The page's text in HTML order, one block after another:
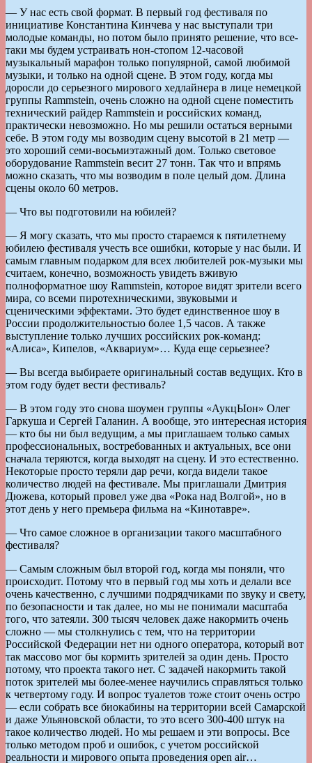
— У нас есть свой формат. В первый год фестиваля по
инициативе Константина Кинчева у нас выступали три
молодые команды, но потом было принято решение, что все-
таки мы будем устраивать нон-стопом 12-часовой
музыкальный марафон только популярной, самой любимой
музыки, и только на одной сцене. В этом году, когда мы
доросли до серьезного мирового хедлайнера в лице немецкой
группы Rammstein, очень сложно на одной сцене поместить
технический райдер Rammstein и российских команд,
практически невозможно. Но мы решили остаться верными
себе. В этом году мы возводим сцену высотой в 21 метр —
это хороший семи-восьмиэтажный дом. Только световое
оборудование Rammstein весит 27 тонн. Так что и впрямь
можно сказать, что мы возводим в поле целый дом. Длина
сцены около 60 метров.
— Что вы подготовили на юбилей?
— Я могу сказать, что мы просто стараемся к пятилетнему
юбилею фестиваля учесть все ошибки, которые у нас были. И
самым главным подарком для всех любителей рок-музыки мы
считаем, конечно, возможность увидеть вживую
полноформатное шоу Rammstein, которое видят зрители всего
мира, со всеми пиротехническими, звуковыми и
сценическими эффектами. Это будет единственное шоу в
России продолжительностью более 1,5 часов. А также
выступление только лучших российских рок-команд:
«Алиса», Кипелов, «Аквариум»… Куда еще серьезнее?
— Вы всегда выбираете оригинальный состав ведущих. Кто в
этом году будет вести фестиваль?
— В этом году это снова шоумен группы «АукцЫон» Олег
Гаркуша и Сергей Галанин. А вообще, это интересная история
— кто бы ни был ведущим, а мы приглашаем только самых
профессиональных, востребованных и актуальных, все они
сначала теряются, когда выходят на сцену. И это естественно.
Некоторые просто теряли дар речи, когда видели такое
количество людей на фестивале. Мы приглашали Дмитрия
Дюжева, который провел уже два «Рока над Волгой», но в
этот день у него премьера фильма на «Кинотавре».
— Что самое сложное в организации такого масштабного
фестиваля?
— Самым сложным был второй год, когда мы поняли, что
происходит. Потому что в первый год мы хоть и делали все
очень качественно, с лучшими подрядчиками по звуку и свету,
по безопасности и так далее, но мы не понимали масштаба
того, что затеяли. 300 тысяч человек даже накормить очень
сложно — мы столкнулись с тем, что на территории
Российской Федерации нет ни одного оператора, который вот
так массово мог бы кормить зрителей за один день. Просто
потому, что проекта такого нет. С задачей накормить такой
поток зрителей мы более-менее научились справляться только
к четвертому году. И вопрос туалетов тоже стоит очень остро
— если собрать все биокабины на территории всей Самарской
и даже Ульяновской области, то это всего 300-400 штук на
такое количество людей. Но мы решаем и эти вопросы. Все
только методом проб и ошибок, с учетом российской
реальности и мирового опыта проведения open air…